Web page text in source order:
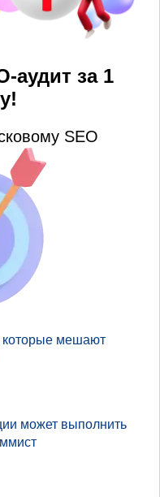
аудит за 1
SEO
мешают
может выполнить